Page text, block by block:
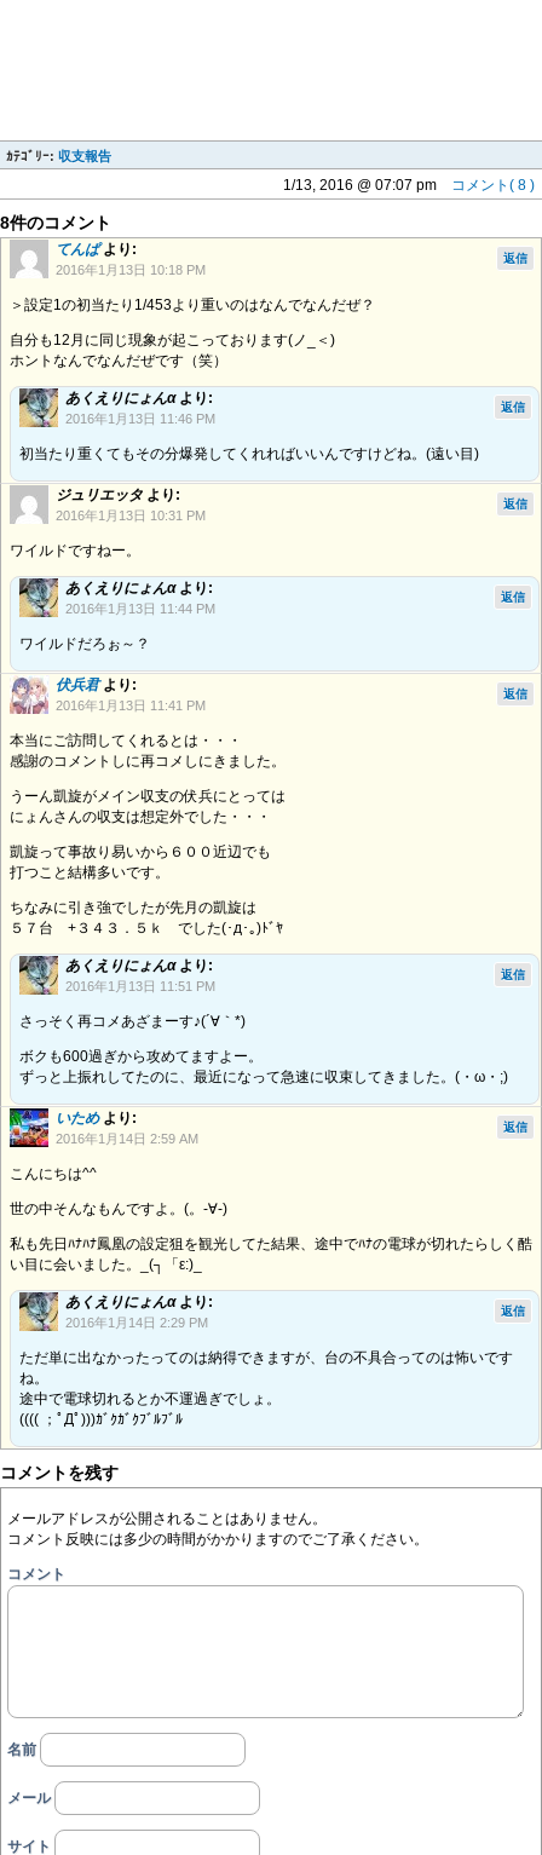
ｶﾃｺﾞﾘｰ: 収支報告
1/13, 2016 @ 07:07 pm コメント( 8 )
8件のコメント
てんぱ より:
2016年1月13日 10:18 PM
＞設定1の初当たり1/453より重いのはなんでなんだぜ？
自分も12月に同じ現象が起こっております(ノ_＜)
ホントなんでなんだぜです（笑）
返信
あくえりにょんα より:
2016年1月13日 11:46 PM
初当たり重くてもその分爆発してくれればいいんですけどね。(遠い目)
返信
ジュリエッタ より:
2016年1月13日 10:31 PM
ワイルドですねー。
返信
あくえりにょんα より:
2016年1月13日 11:44 PM
ワイルドだろぉ～？
返信
伏兵君 より:
2016年1月13日 11:41 PM
本当にご訪問してくれるとは・・・
感謝のコメントしに再コメしにきました。
うーん凱旋がメイン収支の伏兵にとっては
にょんさんの収支は想定外でした・・・
凱旋って事故り易いから６００近辺でも
打つこと結構多いです。
ちなみに引き強でしたが先月の凱旋は
５７台 +３４３．５ｋ でした(･д･｡)ﾄﾞﾔ
返信
あくえりにょんα より:
2016年1月13日 11:51 PM
さっそく再コメあざまーす♪(´∀｀*)
ボクも600過ぎから攻めてますよー。
ずっと上振れしてたのに、最近になって急速に収束してきました。(・ω・;)
返信
いため より:
2016年1月14日 2:59 AM
こんにちは^^
世の中そんなもんですよ。(。-∀-)
私も先日ﾊﾅﾊﾅ鳳凰の設定狙を観光してた結果、途中でﾊﾅの電球が切れたらしく酷
い目に会いました。_(┐「ε:)_
返信
あくえりにょんα より:
2016年1月14日 2:29 PM
ただ単に出なかったってのは納得できますが、台の不具合ってのは怖いです
ね。
途中で電球切れるとか不運過ぎでしょ。
(((( ；ﾟДﾟ)))ｶﾞｸｶﾞｸﾌﾞﾙﾌﾞﾙ
返信
コメントを残す
メールアドレスが公開されることはありません。
コメント反映には多少の時間がかかりますのでご了承ください。
コメント
名前
メール
サイト